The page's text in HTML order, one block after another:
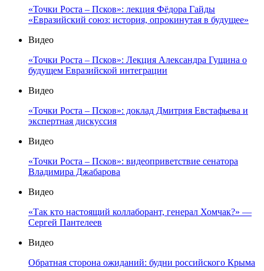
«Точки Роста – Псков»: лекция Фёдора Гайды
«Евразийский союз: история, опрокинутая в будущее»
Видео
«Точки Роста – Псков»: Лекция Александра Гущина о
будущем Евразийской интеграции
Видео
«Точки Роста – Псков»: доклад Дмитрия Евстафьева и
экспертная дискуссия
Видео
«Точки Роста – Псков»: видеоприветствие сенатора
Владимира Джабарова
Видео
«Так кто настоящий коллаборант, генерал Хомчак?» —
Сергей Пантелеев
Видео
Обратная сторона ожиданий: будни российского Крыма